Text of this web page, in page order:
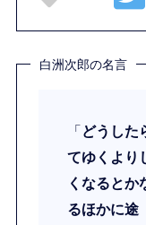
白洲次郎の名言
「どうした
てゆくより
くなるとか
るほかに途